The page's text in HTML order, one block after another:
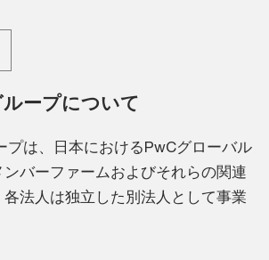
ープについて
プは、日本におけるPwCグローバル
バーファームおよびそれらの関連
法人は独立した別法人として事業